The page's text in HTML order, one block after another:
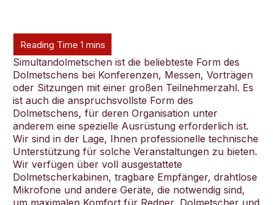
Deutsch
Simultandolmetschen ist die beliebteste Form des
Dolmetschens bei Konferenzen, Messen, Vorträgen
oder Sitzungen mit einer großen Teilnehmerzahl. Es
ist auch die anspruchsvollste Form des
Dolmetschens, für deren Organisation unter
anderem eine spezielle Ausrüstung erforderlich ist.
Wir sind in der Lage, Ihnen professionelle technische
Unterstützung für solche Veranstaltungen zu bieten.
Wir verfügen über voll ausgestattete
Dolmetscherkabinen, tragbare Empfänger, drahtlose
Mikrofone und andere Geräte, die notwendig sind,
um maximalen Komfort für Redner, Dolmetscher und